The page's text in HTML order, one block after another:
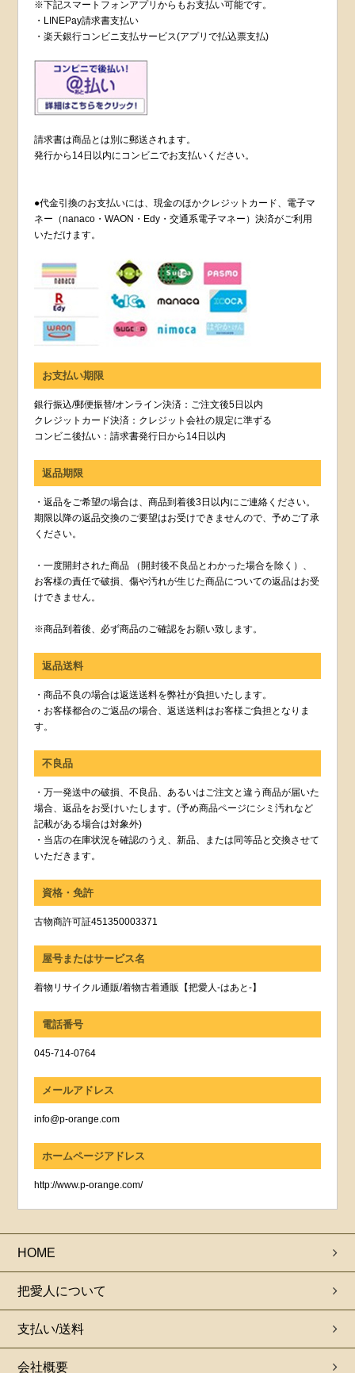
※下記スマートフォンアプリからもお支払い可能です。
・LINEPay請求書支払い
・楽天銀行コンビニ支払サービス(アプリで払込票支払)
請求書は商品とは別に郵送されます。
発行から14日以内にコンビニでお支払いください。
●代金引換のお支払いには、現金のほかクレジットカード、電子マ
ネー（nanaco・WAON・Edy・交通系電子マネー）決済がご利用
いただけます。
お支払い期限
銀行振込/郵便振替/オンライン決済：ご注文後5日以内
クレジットカード決済：クレジット会社の規定に準ずる
コンビニ後払い：請求書発行日から14日以内
返品期限
・返品をご希望の場合は、商品到着後3日以内にご連絡ください。
期限以降の返品交換のご要望はお受けできませんので、予めご了承
ください。
・一度開封された商品 （開封後不良品とわかった場合を除く）、
お客様の責任で破損、傷や汚れが生じた商品についての返品はお受
けできません。
※商品到着後、必ず商品のご確認をお願い致します。
返品送料
・商品不良の場合は返送送料を弊社が負担いたします。
・お客様都合のご返品の場合、返送送料はお客様ご負担となりま
す。
不良品
・万一発送中の破損、不良品、あるいはご注文と違う商品が届いた
場合、返品をお受けいたします。(予め商品ページにシミ汚れなど
記載がある場合は対象外)
・当店の在庫状況を確認のうえ、新品、または同等品と交換させて
いただきます。
資格・免許
古物商許可証451350003371
屋号またはサービス名
着物リサイクル通販/着物古着通販【把愛人-はあと-】
電話番号
045-714-0764
メールアドレス
info@p-orange.com
ホームページアドレス
http://www.p-orange.com/
HOME
把愛人について
支払い/送料
会社概要